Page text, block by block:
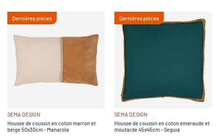
Dernières pièces
SEMA DESIGN
Housse de coussin en coton marron et
beige 50x30cm - Manarola
Dernières pièces
SEMA DESIGN
Housse de coussin en coton emeraude et
moutarde 45x45cm - Seguia